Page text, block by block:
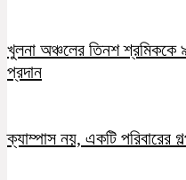
খুলনা অঞ্চলের তিনশ শ্রমিককে
প্রদান
ক্যাম্পাস নয়, একটি পরিবারের